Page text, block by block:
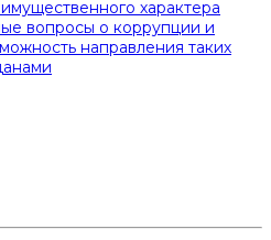
имущественного характера
вопросы о коррупции и
направления таких